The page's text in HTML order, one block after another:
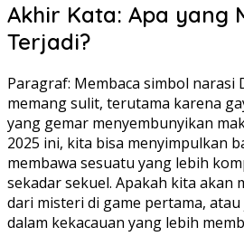
Akhir Kata: Apa yang
Terjadi?
Paragraf: Membaca simbol narasi
memang sulit, terutama karena
yang gemar menyembunyikan
2025 ini, kita bisa menyimpulkan
membawa sesuatu yang lebih
sekadar sekuel. Apakah kita akan
dari misteri di game pertama,
dalam kekacauan yang lebih